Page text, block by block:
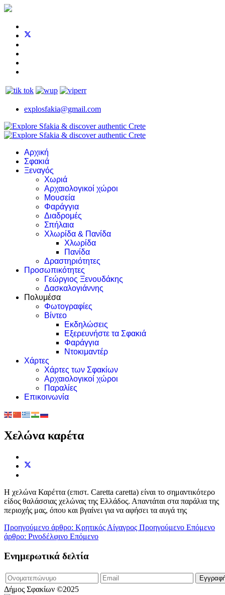
explosfakia@gmail.com
Αρχική
Σφακιά
Ξεναγός
Χωριά
Αρχαιολογικοί χώροι
Μουσεία
Φαράγγια
Διαδρομές
Σπήλαια
Χλωρίδα & Πανίδα
Χλωρίδα
Πανίδα
Δραστηριότητες
Προσωπικότητες
Γεώργιος Ξενουδάκης
Δασκαλογιάννης
Πολυμέσα
Φωτογραφίες
Βίντεο
Εκδηλώσεις
Εξερευνήστε τα Σφακιά
Φαράγγια
Ντοκιμαντέρ
Χάρτες
Χάρτες των Σφακίων
Αρχαιολογικοί χώροι
Παραλίες
Επικοινωνία
Χελώνα καρέτα
Η χελώνα Καρέττα (επιστ. Caretta caretta) είναι το σημαντικότερο
είδος θαλάσσιας χελώνας της Ελλάδος. Απαντάται στα παράλια της
περιοχής μας, όπου και βγαίνει για να αφήσει τα αυγά της
Προηγούμενο άρθρο: Κρητικός Αίγαγρος Προηγούμενο Επόμενο
άρθρο: Ρινοδέλφινο Επόμενο
Ενημερωτικά δελτία
Δήμος Σφακίων ©2025